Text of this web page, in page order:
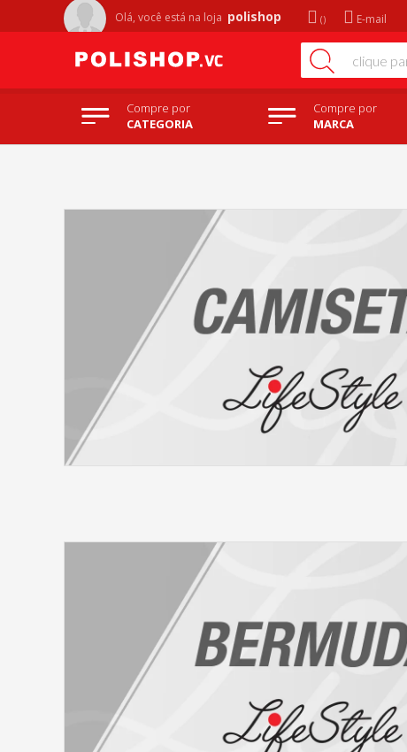
Olá, você está na loja polishop E-mail
Compre por
CATEGORIA
Compre por
MARCA